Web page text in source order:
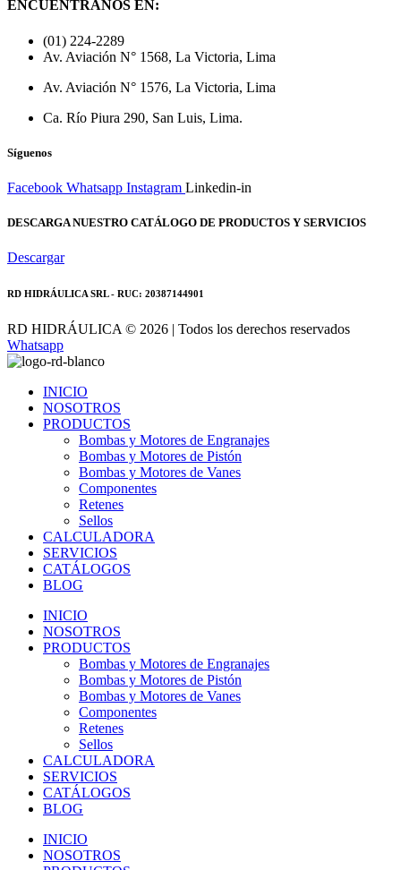
ENCUENTRANOS EN:
(01) 224-2289
Av. Aviación N° 1568, La Victoria, Lima
Av. Aviación N° 1576, La Victoria, Lima
Ca. Río Piura 290, San Luis, Lima.
Síguenos
Facebook Whatsapp Instagram Linkedin-in
DESCARGA NUESTRO CATÁLOGO DE PRODUCTOS Y SERVICIOS
Descargar
RD HIDRÁULICA SRL - RUC: 20387144901
RD HIDRÁULICA © 2026 | Todos los derechos reservados
Whatsapp
INICIO
NOSOTROS
PRODUCTOS
Bombas y Motores de Engranajes
Bombas y Motores de Pistón
Bombas y Motores de Vanes
Componentes
Retenes
Sellos
CALCULADORA
SERVICIOS
CATÁLOGOS
BLOG
INICIO
NOSOTROS
PRODUCTOS
Bombas y Motores de Engranajes
Bombas y Motores de Pistón
Bombas y Motores de Vanes
Componentes
Retenes
Sellos
CALCULADORA
SERVICIOS
CATÁLOGOS
BLOG
INICIO
NOSOTROS